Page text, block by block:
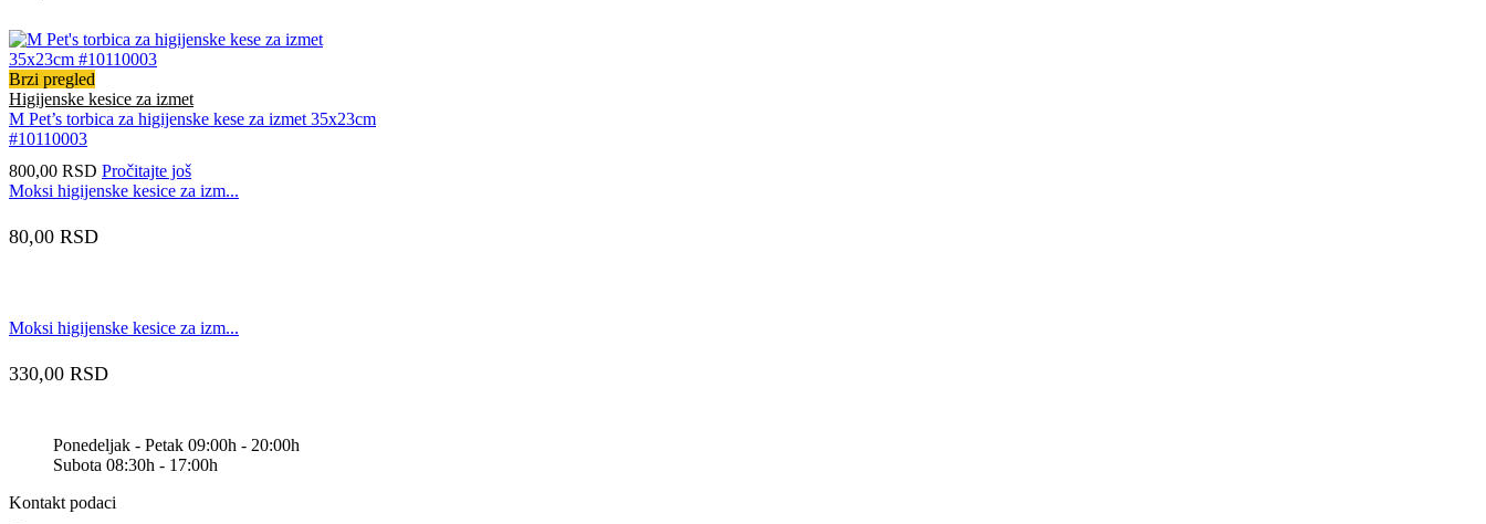
Brzi pregled
Higijenske kesice za izmet
M Pet’s torbica za higijenske kese za izmet 35x23cm
#10110003
800,00 RSD Pročitajte još
Moksi higijenske kesice za izm...
80,00 RSD
Moksi higijenske kesice za izm...
330,00 RSD
Ponedeljak - Petak 09:00h - 20:00h
Subota 08:30h - 17:00h
Kontakt podaci